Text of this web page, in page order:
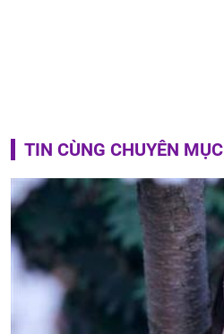
TIN CÙNG CHUYÊN MỤC